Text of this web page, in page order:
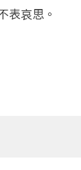
表哀思。